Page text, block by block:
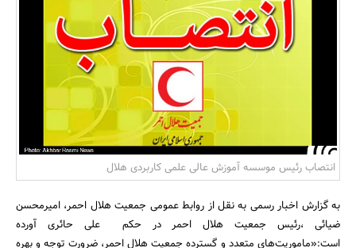
بانک، بیمه و سرمایه
مسکن و ساختمان
انتصاب رئیس موسسه آموزش عالی علمی کاربردی هلال
به گزارش اخبار رسمی به نقل از روابط عمومی جمعیت هلال احمر، امیرمحسن
ضیائی ،رئیس جمعیت هلال احمر در حکم علی حائری آورده
است:«ماموریت‌های متعدد و گسترده جمعیت هلال احمر، ضرورت توجه و بهره